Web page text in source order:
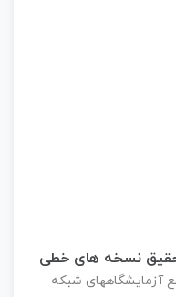
نسخه های خطی
آزمایشگاههای شبکه